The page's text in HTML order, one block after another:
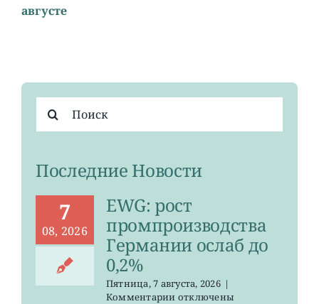
августе
поиска:
Последние Новости
7
08, 2026
EWG: рост
промпроизводства
Германии ослаб до
0,2%
Пятница, 7 августа, 2026 |
Комментариикотключены